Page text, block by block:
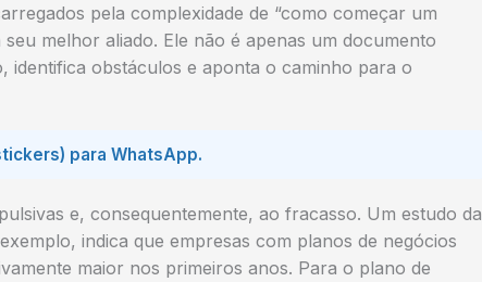
pela complexidade de “como começar um
melhor aliado. Ele não é apenas um documento
identifica obstáculos e aponta o caminho para o
para WhatsApp.
e, consequentemente, ao fracasso. Um estudo da
indica que empresas com planos de negócios
maior nos primeiros anos. Para o plano de